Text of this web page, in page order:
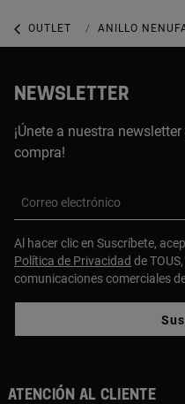
OUTLET OUTLET JOYERÍA
ANILLO
NEWSLETTER
¡Únete a nuestra
compra!
Correo electrónico
Al hacer clic en Suscríbete,
Política de Privacidad de
comunicaciones comerciales
Atención al cliente